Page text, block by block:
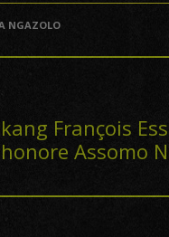
NGAZOLO
François
Assomo